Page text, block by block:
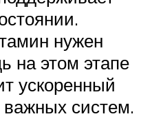
нужен
на этом этапе
ускоренный
важных систем.